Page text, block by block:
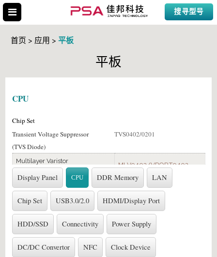
搜寻型号
首页 > 应用 > 平板
平板
CPU
Chip Set
Transient Voltage Suppressor
(TVS Diode)
TVS0402/0201
Multilayer Varistor
(MLV/VPORT)
MLV0402/VPORT0402
Metal Molding Power Chip
Inductor(WIP)
WIP 2520/2016
Multilayer Chip Bead
(MCB/MHC)
MCB/MHC-1005/1608
Display Panel CPU DDR Memory LAN
Chip Set USB3.0/2.0 HDMI/Display Port
HDD/SSD Connectivity Power Supply
DC/DC Convertor NFC Clock Device